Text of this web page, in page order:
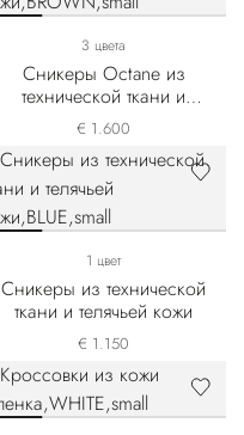
3 цвета
Сникеры Octane из
технической ткани и
телячьей кожи
€ 1.600
1 цвет
Сникеры из технической
ткани и телячьей кожи
€ 1.150